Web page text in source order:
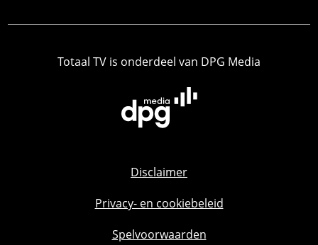
Totaal TV is onderdeel van DPG Media
Disclaimer
Privacy- en cookiebeleid
Spelvoorwaarden